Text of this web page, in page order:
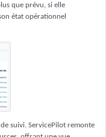
que prévu, si elle
état opérationnel
suivi. ServicePilot remonte